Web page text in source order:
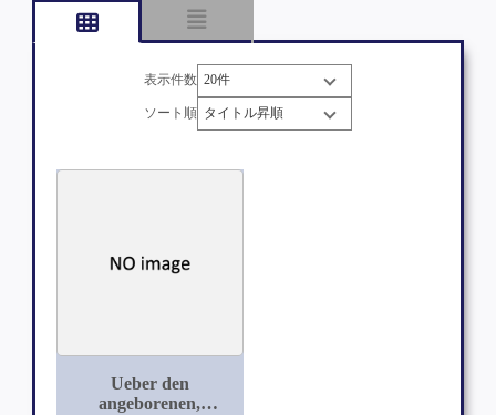
表示件数
ソート順
Ueber den
angeborenen,